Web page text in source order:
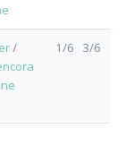
/
1/6 3/6